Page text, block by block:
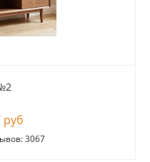
руб
3067